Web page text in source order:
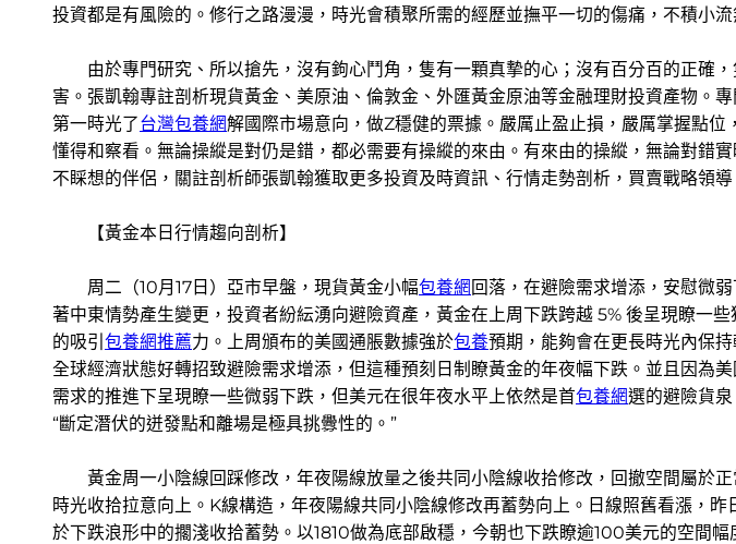
投資都是有風險的。修行之路漫漫，時光會積聚所需的經歷並撫平一切的傷痛，不積小
由於專門研究、所以搶先，沒有鉤心鬥角，隻有一顆真摯的心；沒有百分百的正確
害。張凱翰專註剖析現貨黃金、美原油、倫敦金、外匯黃金原油等金融理財投資產物。
第一時光了台灣包養網解國際市場意向，做Z穩健的票據。嚴厲止盈止損，嚴厲掌握點
懂得和察看。無論操縱是對仍是錯，都必需要有操縱的來由。有來由的操縱，無論對錯
不睬想的伴侶，關註剖析師張凱翰獲取更多投資及時資訊、行情走勢剖析，買賣戰略領
【黃金本日行情趨向剖析】
周二（10月17日）亞市早盤，現貨黃金小幅包養網 回落，在避險需求增添，安慰微
著中東情勢產生變更，投資者紛紜湧向避險資產，黃金在上周下跌跨越 5% 後呈現瞭一
的吸引 包養網推薦力。上周頒布的美國通脹數據強於包養預期，能夠會在更長時光內保
全球經濟狀態好轉招致避險需求增添，但這種預刻日制瞭黃金的年夜幅下跌。並且因為
需求的推進下呈現瞭一些微弱下跌，但美元在很年夜水平上依然是首包養網選的避險貨
“斷定潛伏的迸發點和離場是極具挑釁性的。”
黃金周一小陰線回踩修改，年夜陽線放量之後共同小陰線收拾修改，回撤空間屬於
時光收拾拉意向上。K線構造，年夜陽線共同小陰線修改再蓄勢向上。日線照舊看漲，
於下跌浪形中的擱淺收拾蓄勢。以1810做為底部啟穩，今朝也下跌瞭逾100美元的空間